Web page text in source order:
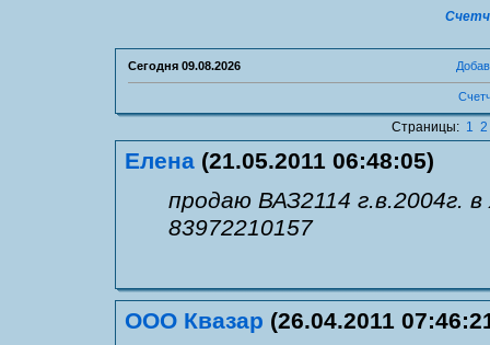
Сегодня 09.08.2026
Страницы: 1 2
Елена (21.05.2011 06:48:05)
продаю ВАЗ2114 г.в.2004г.
83972210157
ООО Квазар (26.04.2011